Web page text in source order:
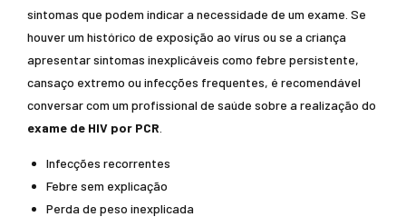
sintomas que podem indicar a necessidade de um exame. Se
houver um histórico de exposição ao vírus ou se a criança
apresentar sintomas inexplicáveis como febre persistente,
cansaço extremo ou infecções frequentes, é recomendável
conversar com um profissional de saúde sobre a realização do
exame de HIV por PCR
Infecções recorrentes
Febre sem explicação
Perda de peso inexplicada